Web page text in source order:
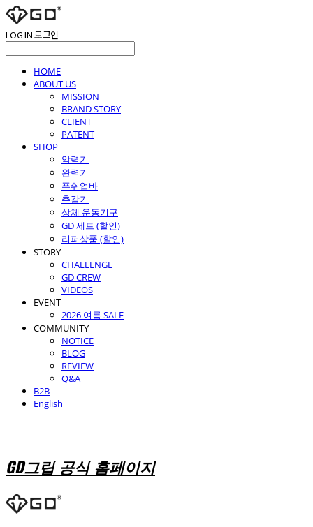
LOG IN로그인
HOME
ABOUT US
MISSION
BRAND STORY
CLIENT
PATENT
SHOP
악력기
완력기
푸쉬업바
추감기
상체 운동기구
GD 세트 (할인)
리퍼상품 (할인)
STORY
CHALLENGE
GD CREW
VIDEOS
EVENT
2026 여름 SALE
COMMUNITY
NOTICE
BLOG
REVIEW
Q&A
B2B
English
GD그립 공식 홈페이지